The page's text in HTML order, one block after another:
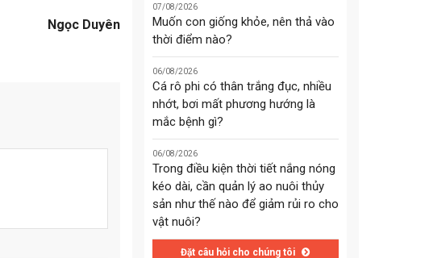
Ngọc Duyên
07/08/2026
Muốn con giống khỏe, nên thả vào
thời điểm nào?
06/08/2026
Cá rô phi có thân trắng đục, nhiều
nhớt, bơi mất phương hướng là
mắc bệnh gì?
06/08/2026
Trong điều kiện thời tiết nắng nóng
kéo dài, cần quản lý ao nuôi thủy
sản như thế nào để giảm rủi ro cho
vật nuôi?
Đặt câu hỏi cho chúng tôi